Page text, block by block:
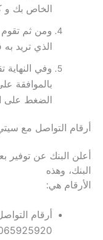
الخاص بك و
ومن ثم تقوم
الذي تريد به
وفي النهاية
بالموافقة
الضغط على
أرقام التواصل مع
أعلن البنك عن توفير
البنك، وهذه
الأرقام هي:
أرقام
– 96265751000.